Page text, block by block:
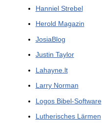
Hanniel Strebel
Herold Magazin
JosiaBlog
Justin Taylor
Lahayne.lt
Larry Norman
Logos Bibel-Software
Lutherisches Lärmen